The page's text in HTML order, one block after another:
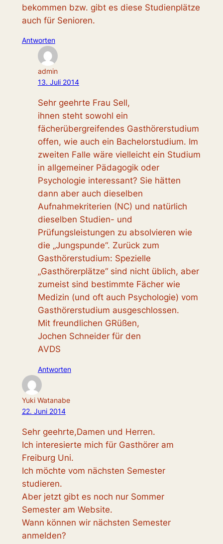
bekommen bzw. gibt es diese Studienplätze
auch für Senioren.
Antworten
admin
13. Juli 2014
Sehr geehrte Frau Sell,
ihnen steht sowohl ein
fächerübergreifendes Gasthörerstudium
offen, wie auch ein Bachelorstudium. Im
zweiten Falle wäre vielleicht ein Studium
in allgemeiner Pädagogik oder
Psychologie interessant? Sie hätten
dann aber auch dieselben
Aufnahmekriterien (NC) und natürlich
dieselben Studien- und
Prüfungsleistungen zu absolvieren wie
die „Jungspunde“. Zurück zum
Gasthörerstudium: Spezielle
„Gasthörerplätze“ sind nicht üblich, aber
zumeist sind bestimmte Fächer wie
Medizin (und oft auch Psychologie) vom
Gasthörerstudium ausgeschlossen.
Mit freundlichen GRüßen,
Jochen Schneider für den
AVDS
Antworten
Yuki Watanabe
22. Juni 2014
Sehr geehrte,Damen und Herren.
Ich interesierte mich für Gasthörer am
Freiburg Uni.
Ich möchte vom nächsten Semester
studieren.
Aber jetzt gibt es noch nur Sommer
Semester am Website.
Wann können wir nächsten Semester
anmelden?